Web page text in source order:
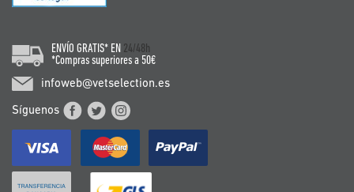
ENVÍO GRATIS* EN 24/48h
*Compras superiores a 50€
infoweb@vetselection.es
Síguenos